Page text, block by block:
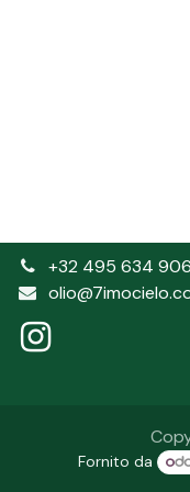
+32 495 634 906
Fornito da